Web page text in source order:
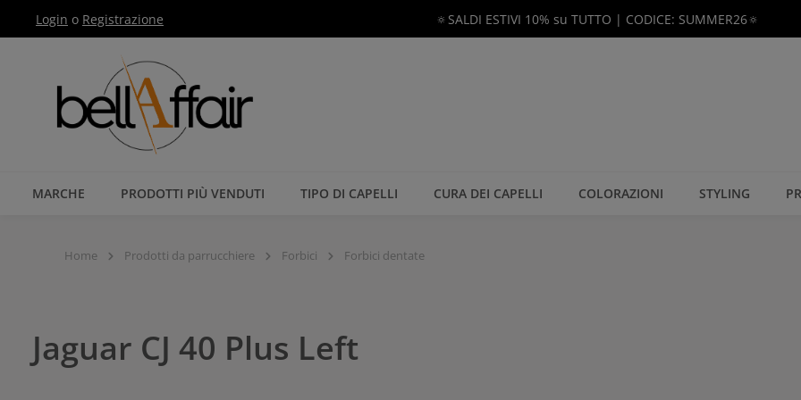
alla navigazione principale
Login o Registrazione 🔅SALDI ESTIVI 10% su TUTTO | CODICE: SUMMER26🔅
MARCHE PRODOTTI PIÙ VENDUTI TIPO DI CAPELLI CURA DEI CAPELLI COLORAZIONI STYLING
Home Prodotti da parrucchiere Forbici Forbici dentate
Jaguar CJ 40 Plus Left